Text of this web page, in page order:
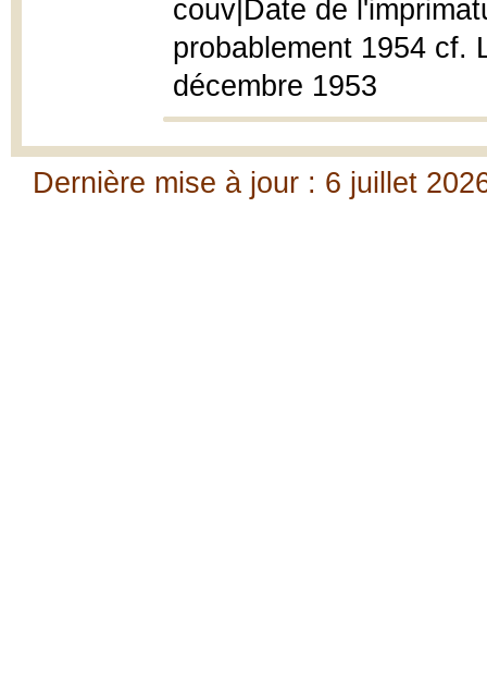
couv|Date de
probablement 1954 cf.
décembre 1953
Dernière mise à jour : 6 juillet